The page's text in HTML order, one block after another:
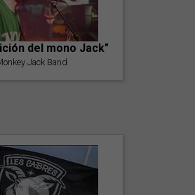
del mono Jack"
Jack Band